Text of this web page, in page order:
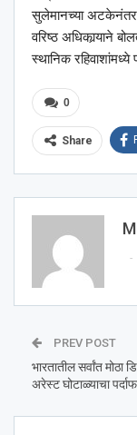
सुलेमानच्या
वरिष्ठ अधिकार्‍याने
स्थानिक
0
Share
PREV POST
भारतातील सर्वांत मोठा
अरेस्ट घोटाळ्याचा